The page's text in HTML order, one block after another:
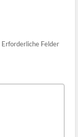
Erforderliche Felder